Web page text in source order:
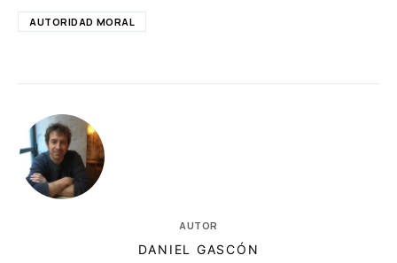
AUTORIDAD MORAL
AUTOR
DANIEL GASCÓN